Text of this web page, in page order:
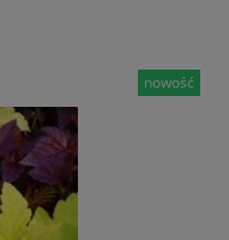
nowość